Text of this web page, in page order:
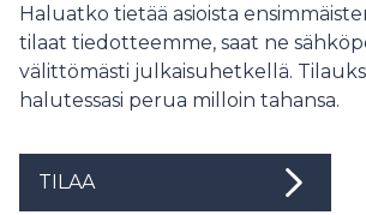
Haluatko tietää asioista
tilaat tiedotteemme, saat ne
välittömästi julkaisuhetkellä.
halutessasi perua milloin tahansa.
TILAA